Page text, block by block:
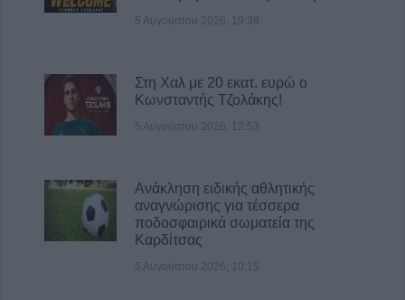
5 Αυγούστου 2026, 20:15
5 Αυγούστου 2026, 19:42
5 Αυγούστου 2026, 19:38
Στη Χαλ με 20 εκατ. ευρώ ο
Κωνσταντής Τζολάκης!
5 Αυγούστου 2026, 12:53
Ανάκληση ειδικής αθλητικής
αναγνώρισης για τέσσερα
ποδοσφαιρικά σωματεία της
Καρδίτσας
5 Αυγούστου 2026, 10:15